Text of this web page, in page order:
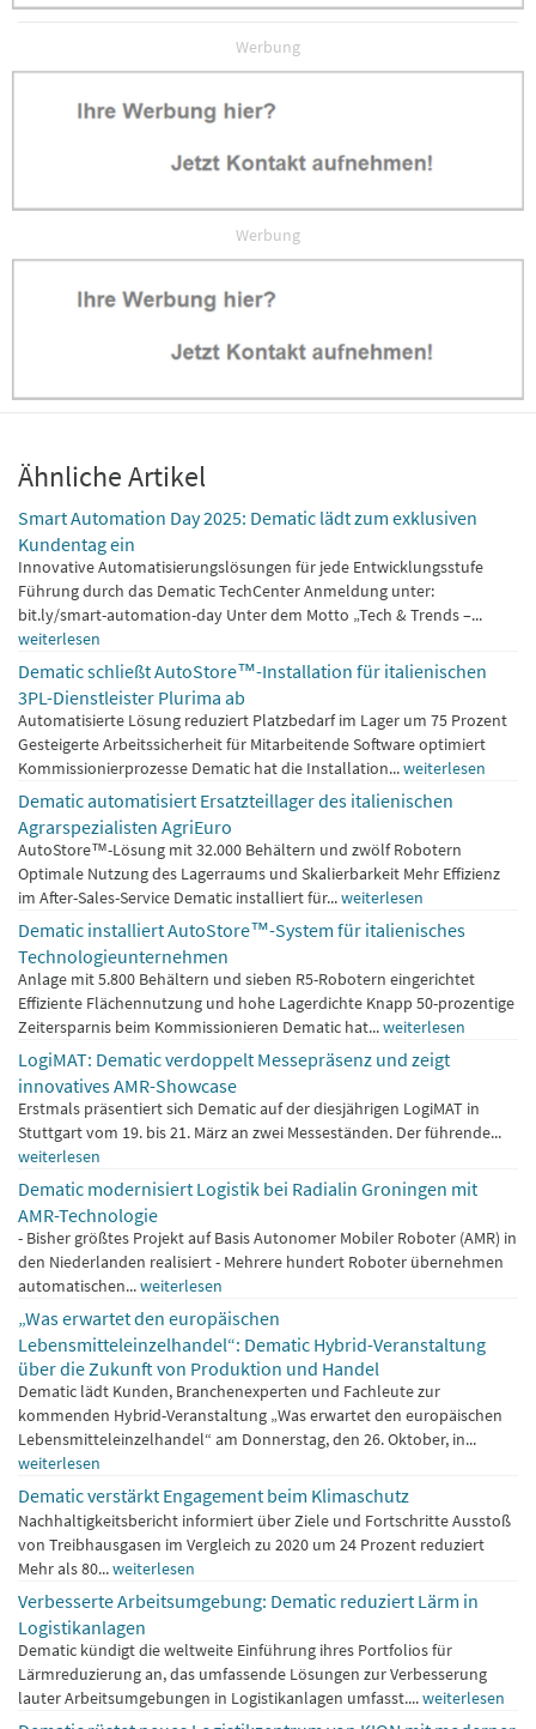
Werbung
Werbung
Ähnliche Artikel
Smart Automation Day 2025: Dematic lädt zum exklusiven
Kundentag ein
Innovative Automatisierungslösungen für jede Entwicklungsstufe
Führung durch das Dematic TechCenter Anmeldung unter:
bit.ly/smart-automation-day Unter dem Motto „Tech & Trends –...
weiterlesen
Dematic schließt AutoStore™-Installation für italienischen
3PL-Dienstleister Plurima ab
Automatisierte Lösung reduziert Platzbedarf im Lager um 75 Prozent
Gesteigerte Arbeitssicherheit für Mitarbeitende Software optimiert
Kommissionierprozesse Dematic hat die Installation...weiterlesen
Dematic automatisiert Ersatzteillager des italienischen
Agrarspezialisten AgriEuro
AutoStore™-Lösung mit 32.000 Behältern und zwölf Robotern
Optimale Nutzung des Lagerraums und Skalierbarkeit Mehr Effizienz
im After-Sales-Service Dematic installiert für...weiterlesen
Dematic installiert AutoStore™-System für italienisches
Technologieunternehmen
Anlage mit 5.800 Behältern und sieben R5-Robotern eingerichtet
Effiziente Flächennutzung und hohe Lagerdichte Knapp 50-prozentige
Zeitersparnis beim Kommissionieren Dematic hat...weiterlesen
LogiMAT: Dematic verdoppelt Messepräsenz und zeigt
innovatives AMR-Showcase
Erstmals präsentiert sich Dematic auf der diesjährigen LogiMAT in
Stuttgart vom 19. bis 21. März an zwei Messeständen. Der führende...
weiterlesen
Dematic modernisiert Logistik bei Radialin Groningen mit
AMR-Technologie
- Bisher größtes Projekt auf Basis Autonomer Mobiler Roboter (AMR) in
den Niederlanden realisiert - Mehrere hundert Roboter übernehmen
automatischen...weiterlesen
„Was erwartet den europäischen
Lebensmitteleinzelhandel“: Dematic Hybrid-Veranstaltung
über die Zukunft von Produktion und Handel
Dematic lädt Kunden, Branchenexperten und Fachleute zur
kommenden Hybrid-Veranstaltung „Was erwartet den europäischen
Lebensmitteleinzelhandel“ am Donnerstag, den 26. Oktober, in...
weiterlesen
Dematic verstärkt Engagement beim Klimaschutz
Nachhaltigkeitsbericht informiert über Ziele und Fortschritte Ausstoß
von Treibhausgasen im Vergleich zu 2020 um 24 Prozent reduziert
Mehr als 80...weiterlesen
Verbesserte Arbeitsumgebung: Dematic reduziert Lärm in
Logistikanlagen
Dematic kündigt die weltweite Einführung ihres Portfolios für
Lärmreduzierung an, das umfassende Lösungen zur Verbesserung
lauter Arbeitsumgebungen in Logistikanlagen umfasst....weiterlesen